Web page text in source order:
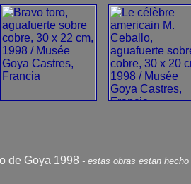
de Goya 1998 - estas obras estan